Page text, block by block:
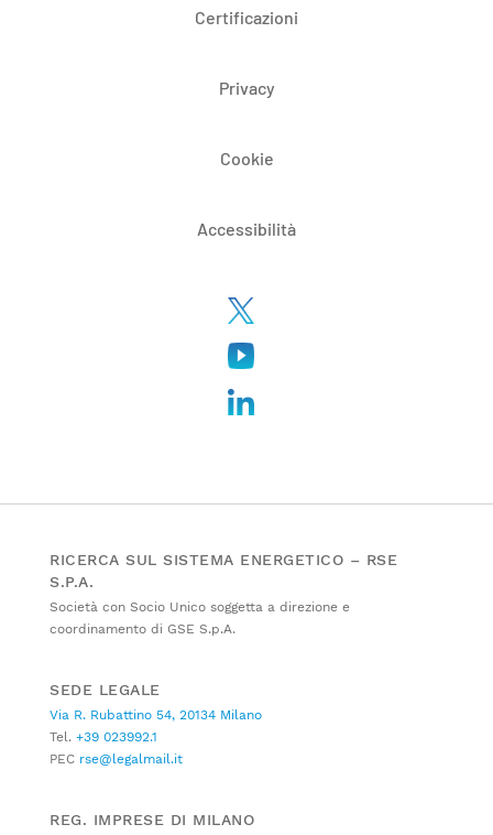
Certificazioni
Privacy
Cookie
Accessibilità
RICERCA SUL SISTEMA ENERGETICO – RSE
S.P.A.
Società con Socio Unico soggetta a direzione e
coordinamento di GSE S.p.A.
SEDE LEGALE
Via R. Rubattino 54, 20134 Milano
Tel. +39 023992.1
PEC rse@legalmail.it
REG. IMPRESE DI MILANO